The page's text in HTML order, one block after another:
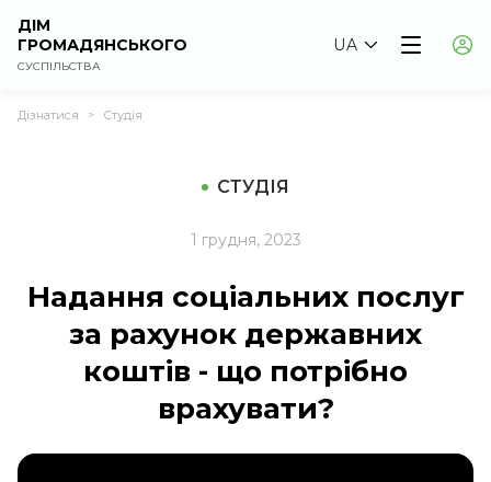
ДІМ
ГРОМАДЯНСЬКОГО
СУСПІЛЬСТВА
UA
Дізнатися > Студія
СТУДІЯ
1 грудня, 2023
Надання соціальних послуг
за рахунок державних
коштів - що потрібно
врахувати?